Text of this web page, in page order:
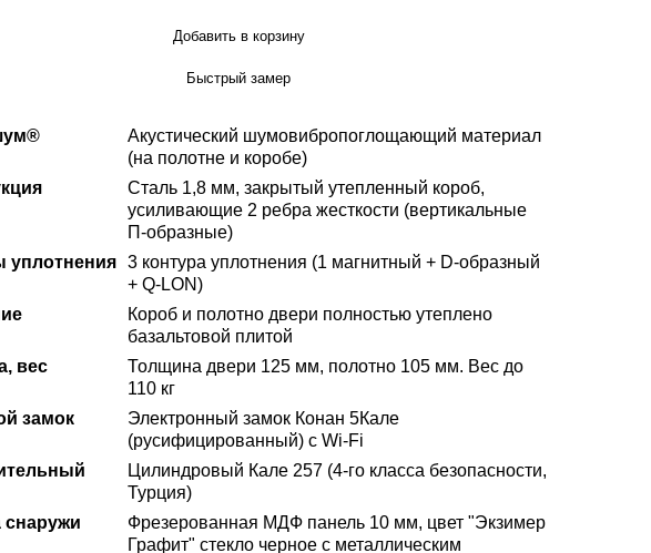
Добавить в корзину
Быстрый замер
Акустический шумовибропоглощающий материал
(на полотне и коробе)
Сталь 1,8 мм, закрытый утепленный короб,
усиливающие 2 ребра жесткости (вертикальные
П-образные)
уплотнения 3 контура уплотнения (1 магнитный + D-образный
+ Q-LON)
Короб и полотно двери полностью утеплено
базальтовой плитой
вес
Толщина двери 125 мм, полотно 105 мм. Вес до
110 кг
замок
Электронный замок Конан 5Кале
(русифицированный) с Wi-Fi
Цилиндровый Кале 257 (4-го класса безопасности,
Турция)
снаружи
Фрезерованная МДФ панель 10 мм, цвет "Экзимер
Графит" стекло черное с металлическим